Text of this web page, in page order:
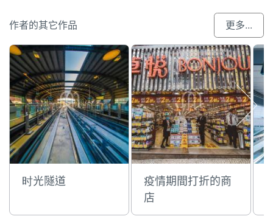
作者的其它作品 更多...
时光隧道
疫情期間打折的商
店